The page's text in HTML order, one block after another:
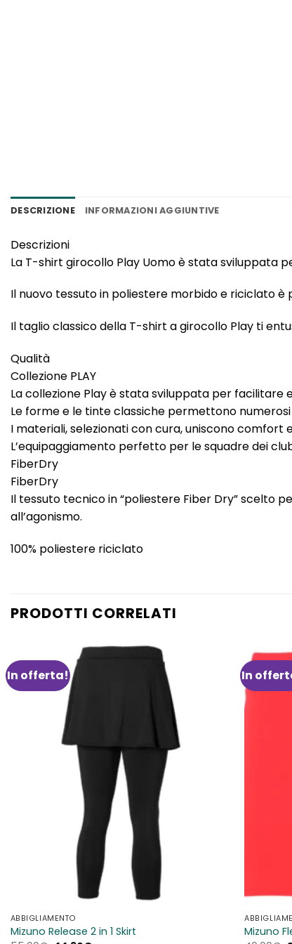
DESCRIZIONE INFORMAZIONI AGGIUNTIVE
Descrizioni
La T-shirt girocollo Play Uomo è stata sviluppata
Il nuovo tessuto in poliestere morbido e riciclato
Il taglio classico della T-shirt a girocollo Play ti
Qualità
Collezione PLAY
La collezione Play è stata sviluppata per
Le forme e le tinte classiche permettono
I materiali, selezionati con cura, uniscono
L’equipaggiamento perfetto per le squadre dei
FiberDry
FiberDry
Il tessuto tecnico in “poliestere Fiber Dry” scelto
all’agonismo.
100% poliestere riciclato
PRODOTTI CORRELATI
In offerta!
ABBIGLIAMENTO
Mizuno Release 2 in 1 Skirt
In
Mizuno